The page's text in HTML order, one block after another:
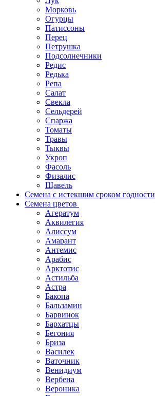
Морковь
Огурцы
Патиссоны
Перец
Петрушка
Подсолнечники
Редис
Редька
Репа
Салат
Свекла
Сельдерей
Спаржа
Томаты
Травы
Тыквы
Укроп
Фасоль
Физалис
Щавель
Семена с истекшим сроком годности
Семена цветов
Агератум
Аквилегия
Алиссум
Амарант
Антемис
Арабис
Арктотис
Астильба
Астра
Бакопа
Бальзамин
Барвинок
Бархатцы
Бегония
Бриза
Василек
Ваточник
Венидиум
Вербена
Вероника